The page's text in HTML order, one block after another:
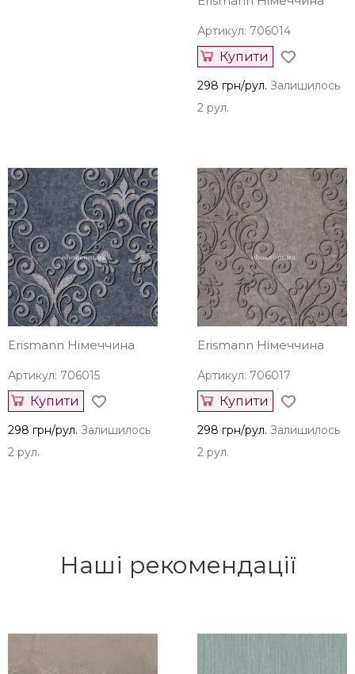
Артикул: 706014
Купити
298 грн/рул. Залишилось
2 рул.
Erismann Німеччина
Артикул: 706015
Купити
298 грн/рул. Залишилось
2 рул.
Erismann Німеччина
Артикул: 706017
Купити
298 грн/рул. Залишилось
2 рул.
Наші рекомендації